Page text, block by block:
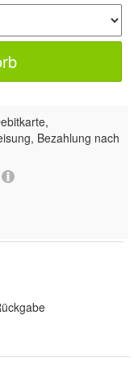
Bezahlung nach